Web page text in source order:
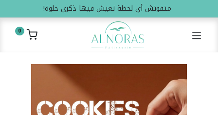
متفوتش أي لحظة تعيش فيها ذكرى حلوة!
0